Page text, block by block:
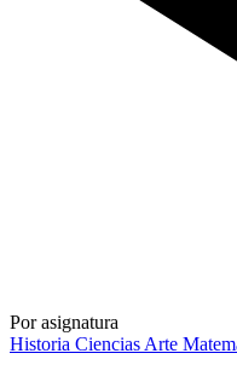
Por asignatura
Historia Ciencias Arte